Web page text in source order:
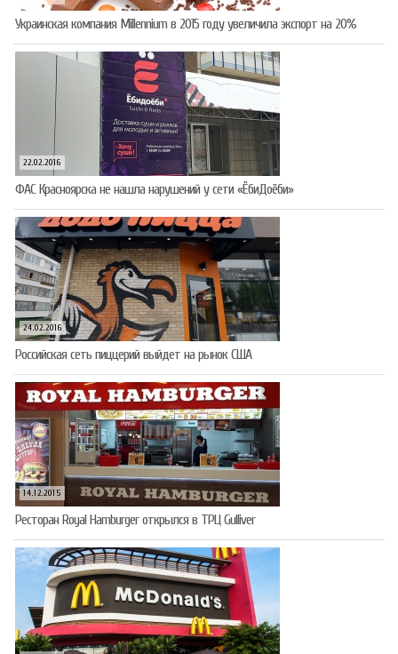
Украинская компания Millennium в 2015 году увеличила экспорт на 20%
22.02.2016
ФАС Красноярска не нашла нарушений у сети «ЁбиДоёби»
24.02.2016
Российская сеть пиццерий выйдет на рынок США
14.12.2015
Ресторан Royal Hamburger открылся в ТРЦ Gulliver